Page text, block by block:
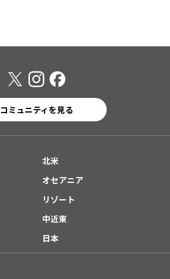
コミュニティを見る
北米
オセアニア
リゾート
中近東
日本